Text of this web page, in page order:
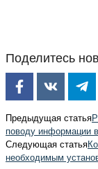
Поделитесь
Предыдущая статья
поводу информации
Следующая статья
необходимым